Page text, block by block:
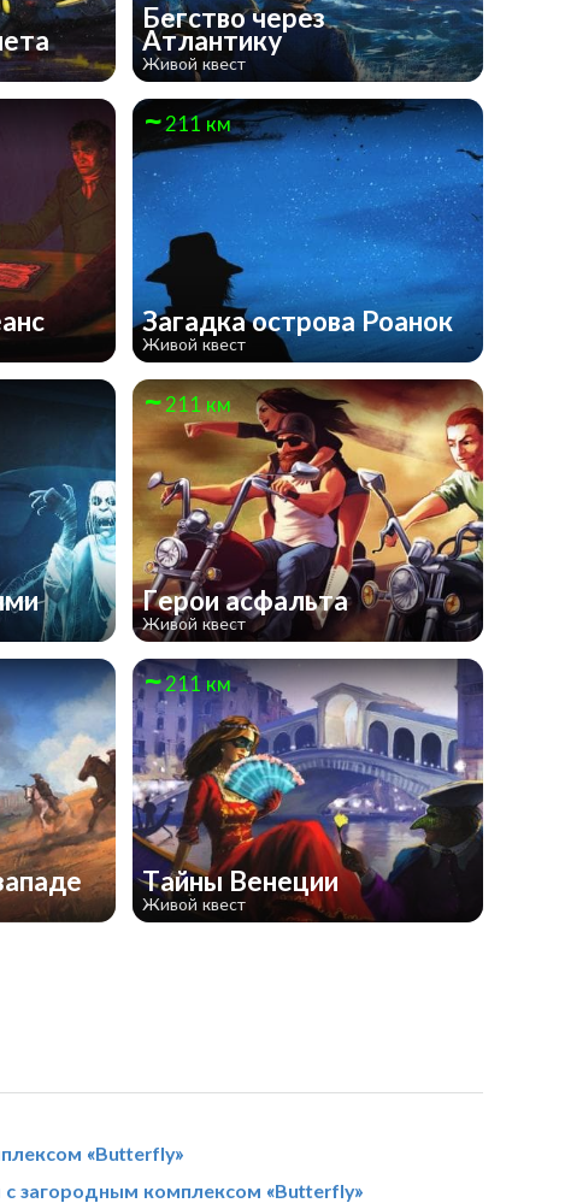
Бегство через
Атлантику
Живой квест
211 км
Загадка острова Роанок
Живой квест
211 км
Герои асфальта
Живой квест
211 км
Тайны Венеции
Живой квест
«Butterfly»
загородным комплексом «Butterfly»